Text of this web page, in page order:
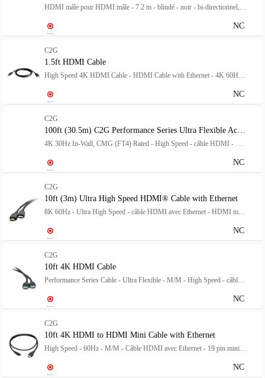
NC
C2G
1.5ft HDMI Cable
NC
C2G
100ft (30.5m) C2G Performance Series Ultra Flexible Active High Speed HDMI Cable
NC
C2G
10ft (3m) Ultra High Speed HDMI® Cable with Ethernet
NC
C2G
10ft 4K HDMI Cable
NC
C2G
10ft 4K HDMI to HDMI Mini Cable with Ethernet
NC